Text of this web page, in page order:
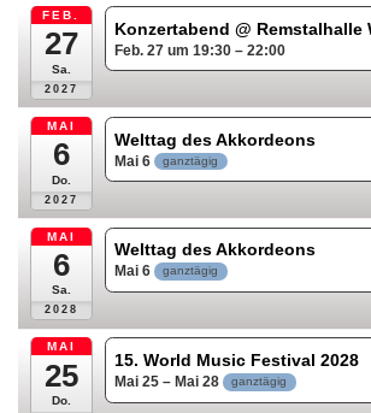
FEB.
27
Sa.
2027
Konzertabend@ Remstalhalle
Feb. 27 um 19:30 – 22:00
MAI
6
Do.
2027
Welttag des Akkordeons
Mai 6 ganztägig
MAI
6
Sa.
2028
Welttag des Akkordeons
Mai 6 ganztägig
MAI
25
Do.
15. World Music Festival 2028
Mai 25 – Mai 28 ganztägig